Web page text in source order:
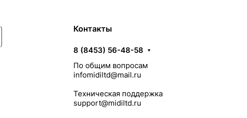
Контакты
8 (8453) 56-48-58
По общим вопросам
infomidiltd@mail.ru
Техническая поддержка
support@midiltd.ru